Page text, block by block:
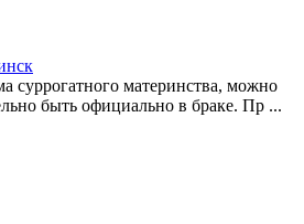
суррогатного материнства, можно
быть официально в браке. Пр ...